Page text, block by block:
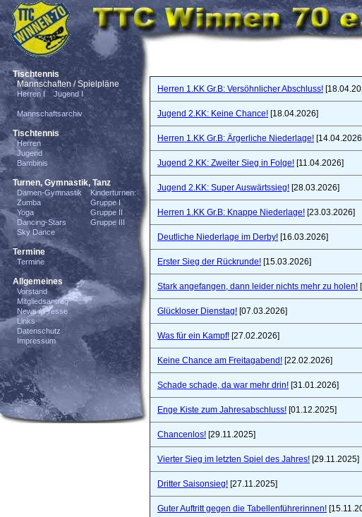
Tischtennis
Mannschaften / Spielpläne
Herren I Jugend I
Mannschaftsarchiv
Tischtennis
Herren
Jugend
Bambinis
Turnen, Gymnastik, Tanz
Damen-Gymnastik
Zumba
Yoga
Dancing-Stars
Sky Dance
Kinderturnen:
Gruppe I
Gruppe II
Gruppe III
Termine
Termine
Allgemeines
Vorstand
Mitgliedsantrag
News / Presse
Links
Datenschutz
Impressum
Herren 1.KK Gr.B: Versöhnlicher Abschluss!
Jugend 2.KK: Keine Chance! [18.04.2026]
Herren 1.KK Gr.B: Ärgerliche Niederlage!
Jugend 2.KK: Zweiter Sieg in Folge! [11.04.2026]
Jugend 2.KK: Super Auswärtssieg! [28.03.2026]
Herren 1.KK Gr.B: Knappe Niederlage! [23.03.2026]
Deutliche Niederlage im Derby! [16.03.2026]
Erster Sieg der Rückrunde! [15.03.2026]
Stark angefangen, dann leider nichts mehr zu holen!
Glückloser Dienstag! [07.03.2026]
Was für ein Kampf! [27.02.2026]
Keine Chance am Freitagabend! [22.02.2026]
Schade schade, da war mehr drin! [31.01.2026]
Enge Kiste zum Jahresabschluss! [01.12.2025]
Chancenlos! [29.11.2025]
Vierter Sieg im letzten Spiel des Jahres! [29.11.2025]
Dritter Saisonsieg! [27.11.2025]
Guter Auftritt gegen die Tabellenführerinnen!